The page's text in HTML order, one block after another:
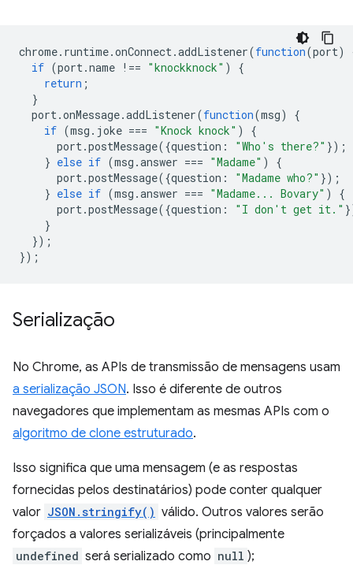
chrome. runtime.onConnect.addListener(function(port)
if (port.name !== "knockknock" )
{
return ;
}
port.onMessage.addListener(function(msg)
{
if (msg . joke === "Knock knock" )
{
port.postMessage({question : "Who's there?" });
} else if (msg .answer === "Madame" )
{
port.postMessage({question : "Madame who?" });
} else if (msg .answer === "Madame... Bovary" )
{
port.postMessage({question : "I don't get it."
}
});
});
Serialização
No Chrome, as APIs de transmissão de mensagens usam
a serialização JSON. Isso é diferente de outros
navegadores que implementam as mesmas APIs com o
algoritmo de clone estruturado.
Isso significa que uma mensagem (e as respostas
fornecidas pelos destinatários) pode conter qualquer
valor JSON.stringify() válido. Outros valores serão
forçados a valores serializáveis (principalmente
undefined será serializado como null );